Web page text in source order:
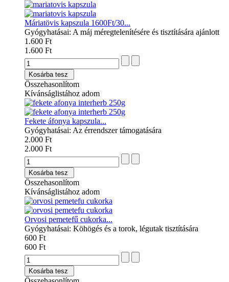
Máriatövis kapszula 1600Ft/30...
Gyógyhatásai: A máj méregtelenítésére és tisztítására ajánlott
1.600 Ft
1.600 Ft
Kosárba tesz
Összehasonlítom
Kívánságlistához adom
Fekete áfonya kapszula...
Gyógyhatásai: Az érrendszer támogatására
2.000 Ft
2.000 Ft
Kosárba tesz
Összehasonlítom
Kívánságlistához adom
Orvosi pemetefű cukorka...
Gyógyhatásai: Köhögés és a torok, légutak tisztítására
600 Ft
600 Ft
Kosárba tesz